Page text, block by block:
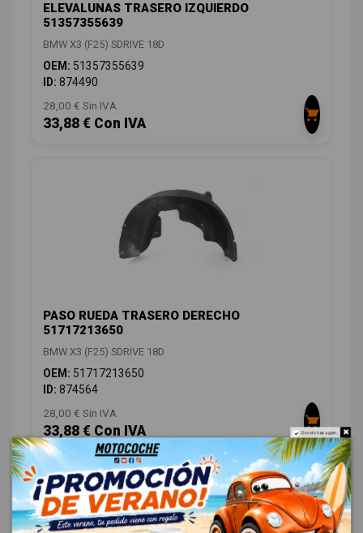
ELEVALUNAS TRASERO IZQUIERDO
51357355639
BMW X3 (F25) SDRIVE 18D
OEM: 51357355639
ID: 874490
28,00 € Sin IVA
33,88 € Con IVA
PASO RUEDA TRASERO DERECHO
51717213650
BMW X3 (F25) SDRIVE 18D
OEM: 51717213650
ID: 874564
28,00 € Sin IVA
33,88 € Con IVA Do not show again.